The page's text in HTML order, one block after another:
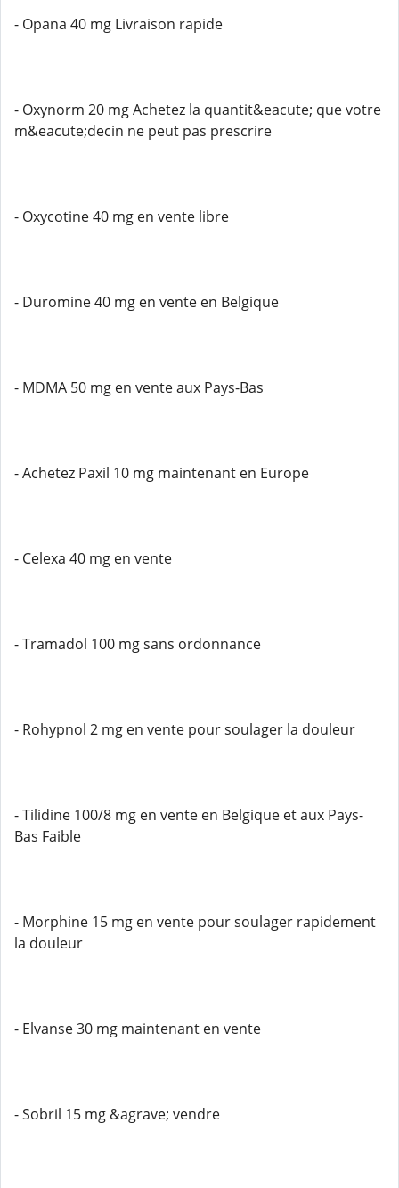
- Opana 40 mg Livraison rapide
- Oxynorm 20 mg Achetez la quantit&eacute; que votre
m&eacute;decin ne peut pas prescrire
- Oxycotine 40 mg en vente libre
- Duromine 40 mg en vente en Belgique
- MDMA 50 mg en vente aux Pays-Bas
- Achetez Paxil 10 mg maintenant en Europe
- Celexa 40 mg en vente
- Tramadol 100 mg sans ordonnance
- Rohypnol 2 mg en vente pour soulager la douleur
- Tilidine 100/8 mg en vente en Belgique et aux Pays-
Bas Faible
- Morphine 15 mg en vente pour soulager rapidement
la douleur
- Elvanse 30 mg maintenant en vente
- Sobril 15 mg &agrave; vendre